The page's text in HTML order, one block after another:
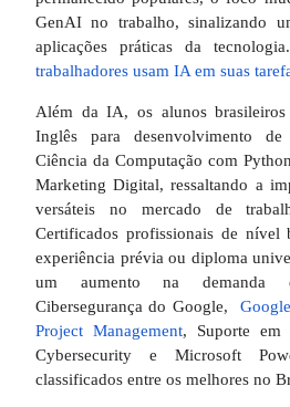
GenAI no trabalho, sinalizando
aplicações práticas da
trabalhadores usam IA em suas
Além da IA, os alunos brasileiros
Inglês para desenvolvimento
Ciência da Computação com
Marketing Digital, ressaltando a
versáteis no mercado de
Certificados profissionais de nível
experiência prévia ou diploma
um aumento na demanda
Cibersegurança do Google,
Project Management, Suporte
Cybersecurity e Microsoft
classificados entre os melhores no